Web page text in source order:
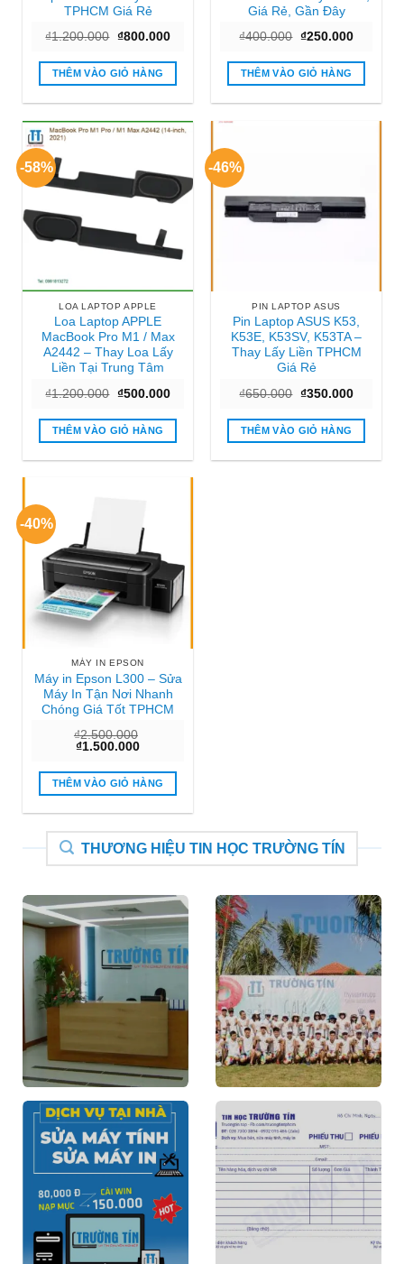
TPHCM Giá Rẻ
₫1.200.000 Giá
là:
₫1.200.000.
₫800.000Giá
tại
₫800.000.
THÊM VÀO GIỎ HÀNG
Giá Rẻ, Gần Đây
₫400.000 Giá
là:
₫400.000.
₫250.000Giá
tại
THÊM VÀO GIỎ HÀNG
-58%
LOA LAPTOP APPLE
Loa Laptop APPLE
MacBook Pro M1 / Max
A2442 – Thay Loa Lấy
Liền Tại Trung Tâm
₫1.200.000 Giá
là:
₫1.200.000.
₫500.000Giá
tại
₫500.000.
THÊM VÀO GIỎ HÀNG
-46%
PIN LAPTOP ASUS
Pin Laptop ASUS K53,
K53E, K53SV, K53TA –
Thay Lấy Liền TPHCM
Giá Rẻ
₫650.000 Giá
là:
₫650.000.
₫350.000Giá
tại
THÊM VÀO GIỎ HÀNG
-40%
MÁY IN EPSON
Máy in Epson L300 – Sửa
Máy In Tận Nơi Nhanh
Chóng Giá Tốt TPHCM
₫2.500.000
Giá
là:
₫2.500.000.
₫1.500.000Giá
tại
là:
₫1.500.000.
THÊM VÀO GIỎ HÀNG
THƯƠNG HIỆU TIN HỌC TRƯỜNG TÍN